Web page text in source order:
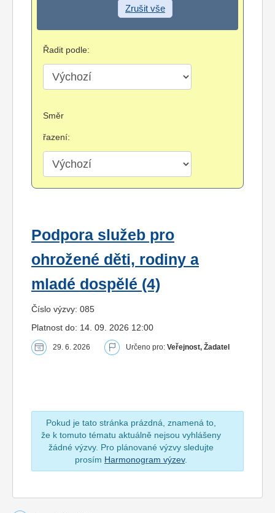
Zrušit vše
Řadit podle:
Směr
řazení:
Podpora služeb pro
ohrožené děti, rodiny a
mladé dospělé (4)
Číslo výzvy: 085
Platnost do: 14. 09. 2026 12:00
29. 6. 2026 Určeno pro: Veřejnost, Žadatel
Pokud je tato stránka prázdná, znamená to,
že k tomuto tématu aktuálně nejsou vyhlášeny
žádné výzvy. Pro plánované výzvy sledujte
prosím Harmonogram výzev.